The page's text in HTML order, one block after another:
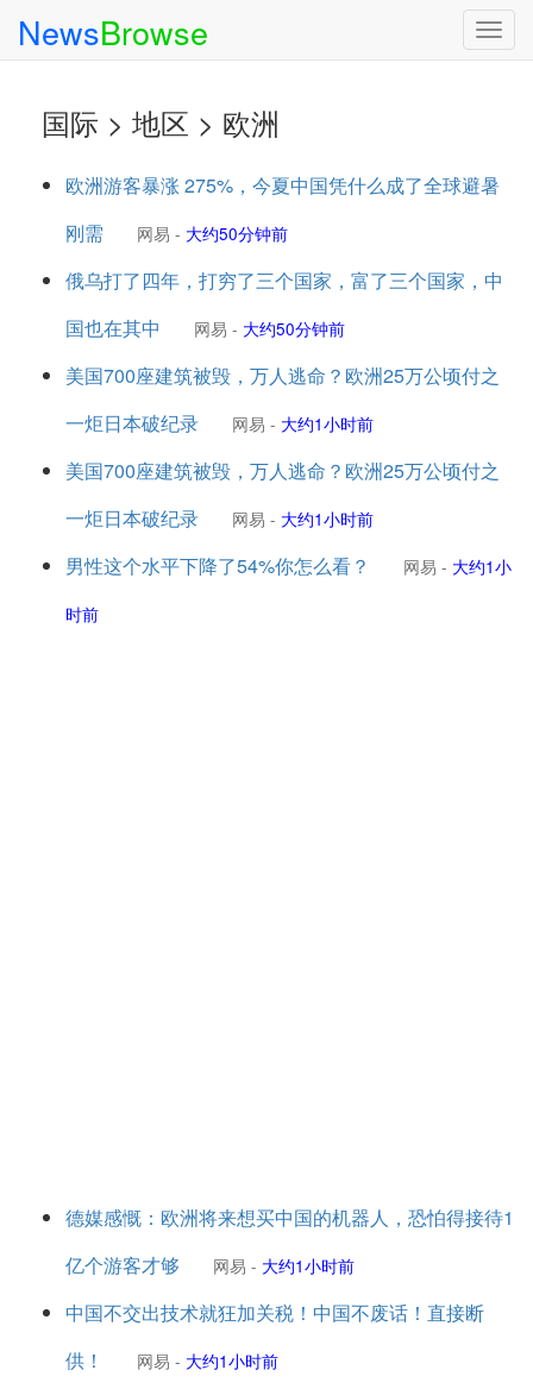
NewsBrowse
国际 > 地区 > 欧洲
欧洲游客暴涨 275%，今夏中国凭什么成了全球避暑
刚需
网易 - 大约50分钟前
俄乌打了四年，打穷了三个国家，富了三个国家，中
国也在其中
网易 - 大约50分钟前
美国700座建筑被毁，万人逃命？欧洲25万公顷付之
一炬日本破纪录
网易 - 大约1小时前
美国700座建筑被毁，万人逃命？欧洲25万公顷付之
一炬日本破纪录
网易 - 大约1小时前
男性这个水平下降了54%你怎么看？ 网易 - 大约1小
时前
德媒感慨：欧洲将来想买中国的机器人，恐怕得接待1
亿个游客才够
网易 - 大约1小时前
中国不交出技术就狂加关税！中国不废话！直接断
供！
网易 - 大约1小时前